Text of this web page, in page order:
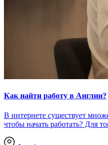
Как найти работу в Англии?
В интернете существует
чтобы начать работать? Для